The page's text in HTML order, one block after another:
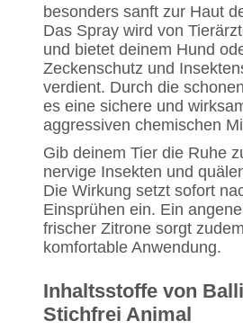
besonders sanft zur Haut
Das Spray wird von
und bietet deinem Hund
Zeckenschutz und
verdient. Durch die
es eine sichere und
aggressiven chemischen
Gib deinem Tier die Ruhe
nervige Insekten und
Die Wirkung setzt sofort
Einsprühen ein. Ein
frischer Zitrone sorgt
komfortable Anwendung.
Inhaltsstoffe von
Stichfrei Animal